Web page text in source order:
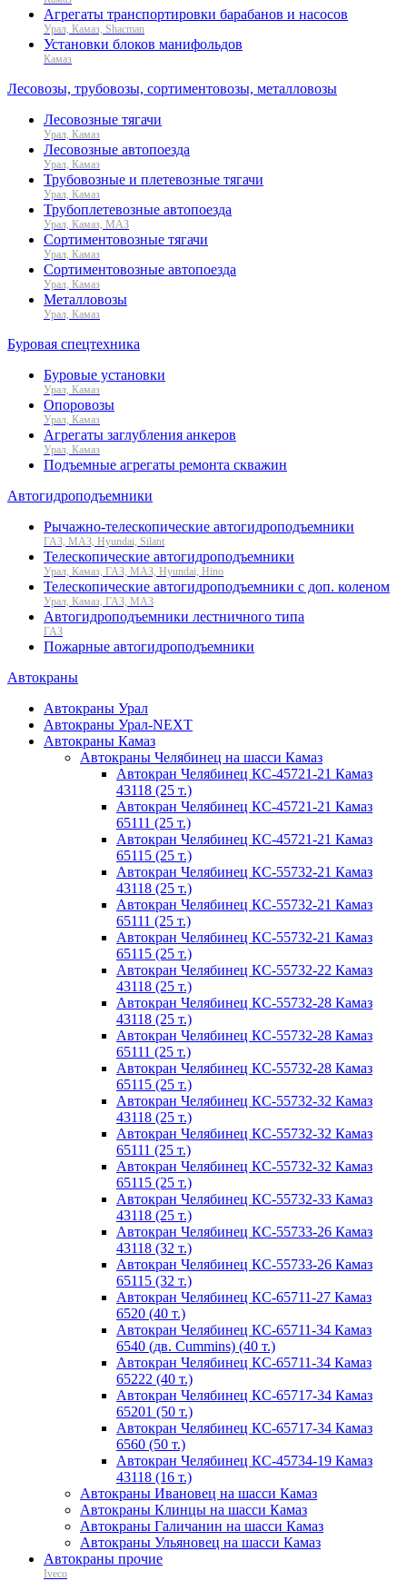
Агрегаты транспортировки барабанов и насосов
Урал, Камаз, Shacman
Установки блоков манифольдов
Камаз
Лесовозы, трубовозы, сортиментовозы, металловозы
Лесовозные тягачи
Урал, Камаз
Лесовозные автопоезда
Урал, Камаз
Трубовозные и плетевозные тягачи
Урал, Камаз
Трубоплетевозные автопоезда
Урал, Камаз, МАЗ
Сортиментовозные тягачи
Урал, Камаз
Сортиментовозные автопоезда
Урал, Камаз
Металловозы
Урал, Камаз
Буровая спецтехника
Буровые установки
Урал, Камаз
Опоровозы
Урал, Камаз
Агрегаты заглубления анкеров
Урал, Камаз
Подъемные агрегаты ремонта скважин
Автогидроподъемники
Рычажно-телескопические автогидроподъемники
ГАЗ, МАЗ, Hyundai, Silant
Телескопические автогидроподъемники
Урал, Камаз, ГАЗ, МАЗ, Hyundai, Hino
Телескопические автогидроподъемники с доп. коленом
Урал, Камаз, ГАЗ, МАЗ
Автогидроподъемники лестничного типа
ГАЗ
Пожарные автогидроподъемники
Автокраны
Автокраны Урал
Автокраны Урал-NEXT
Автокраны Камаз
Автокраны Челябинец на шасси Камаз
Автокран Челябинец КС-45721-21 Камаз
43118 (25 т.)
Автокран Челябинец КС-45721-21 Камаз
65111 (25 т.)
Автокран Челябинец КС-45721-21 Камаз
65115 (25 т.)
Автокран Челябинец КС-55732-21 Камаз
43118 (25 т.)
Автокран Челябинец КС-55732-21 Камаз
65111 (25 т.)
Автокран Челябинец КС-55732-21 Камаз
65115 (25 т.)
Автокран Челябинец КС-55732-22 Камаз
43118 (25 т.)
Автокран Челябинец КС-55732-28 Камаз
43118 (25 т.)
Автокран Челябинец КС-55732-28 Камаз
65111 (25 т.)
Автокран Челябинец КС-55732-28 Камаз
65115 (25 т.)
Автокран Челябинец КС-55732-32 Камаз
43118 (25 т.)
Автокран Челябинец КС-55732-32 Камаз
65111 (25 т.)
Автокран Челябинец КС-55732-32 Камаз
65115 (25 т.)
Автокран Челябинец КС-55732-33 Камаз
43118 (25 т.)
Автокран Челябинец КС-55733-26 Камаз
43118 (32 т.)
Автокран Челябинец КС-55733-26 Камаз
65115 (32 т.)
Автокран Челябинец КС-65711-27 Камаз
6520 (40 т.)
Автокран Челябинец КС-65711-34 Камаз
6540 (дв. Cummins) (40 т.)
Автокран Челябинец КС-65711-34 Камаз
65222 (40 т.)
Автокран Челябинец КС-65717-34 Камаз
65201 (50 т.)
Автокран Челябинец КС-65717-34 Камаз
6560 (50 т.)
Автокран Челябинец КС-45734-19 Камаз
43118 (16 т.)
Автокраны Ивановец на шасси Камаз
Автокраны Клинцы на шасси Камаз
Автокраны Галичанин на шасси Камаз
Автокраны Ульяновец на шасси Камаз
Автокраны прочие
Iveco